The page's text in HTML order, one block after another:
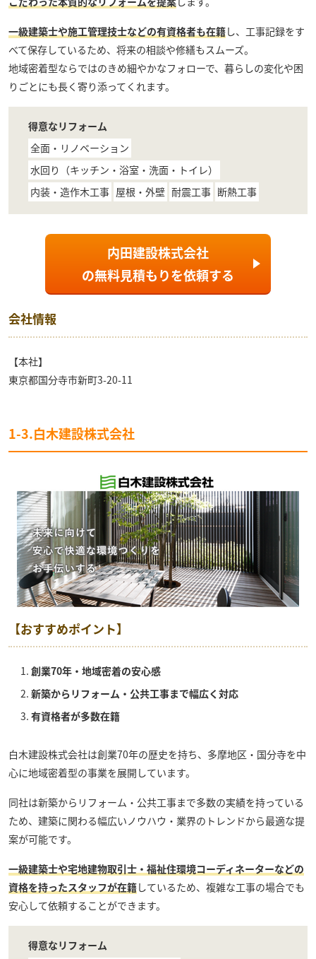
一級建築士や施工管理技士などの有資格者も在籍し、工事記録をす
べて保存しているため、将来の相談や修繕もスムーズ。
地域密着型ならではのきめ細やかなフォローで、暮らしの変化や困
りごとにも長く寄り添ってくれます。
得意なリフォーム
全面・リノベーション
水回り（キッチン・浴室・洗面・トイレ）
内装・造作木工事 屋根・外壁 耐震工事 断熱工事
内田建設株式会社
の無料見積もりを依頼する
会社情報
【本社】
東京都国分寺市新町3-20-11
1-3.白木建設株式会社
【おすすめポイント】
創業70年・地域密着の安心感
新築からリフォーム・公共工事まで幅広く対応
有資格者が多数在籍
白木建設株式会社は創業70年の歴史を持ち、多摩地区・国分寺を中
心に地域密着型の事業を展開しています。
同社は新築からリフォーム・公共工事まで多数の実績を持っている
ため、建築に関わる幅広いノウハウ・業界のトレンドから最適な提
案が可能です。
一級建築士や宅地建物取引士・福祉住環境コーディネーターなどの
資格を持ったスタッフが在籍しているため、複雑な工事の場合でも
安心して依頼することができます。
得意なリフォーム